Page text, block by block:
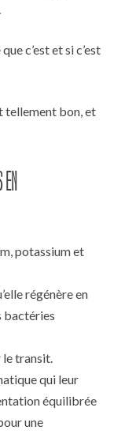
c’est et si c’est
tellement bon, et
potassium et
régénère en
bactéries
transit.
qui leur
équilibrée
une